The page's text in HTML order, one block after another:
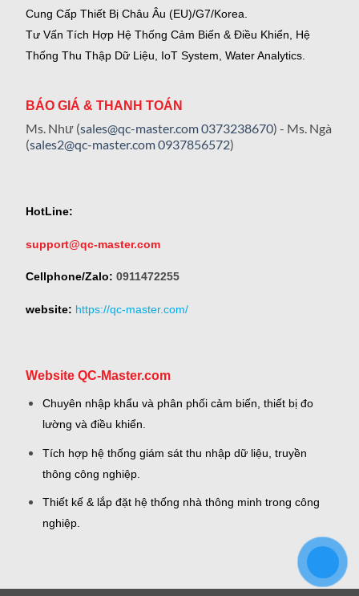
Cung Cấp Thiết Bị Châu Âu (EU)/G7/Korea.
Tư Vấn Tích Hợp Hệ Thống Cảm Biến & Điều Khiển, Hệ
Thống Thu Thập Dữ Liệu, IoT System, Water Analytics.
BÁO GIÁ & THANH TOÁN
Ms. Như (sales@qc-master.com0373238670) - Ms. Ngà
(sales2@qc-master.com0937856572)
HotLine:
support@qc-master.com
Cellphone/Zalo: 0911472255
website: https://qc-master.com/
Website QC-Master.com
Chuyên nhập khẩu và phân phối cảm biến, thiết bị đo
lường và điều khiển.
Tích hợp hệ thống giám sát thu nhập dữ liệu, truyền
thông công nghiệp.
Thiết kế & lắp đặt hệ thống nhà thông minh trong công
nghiệp.